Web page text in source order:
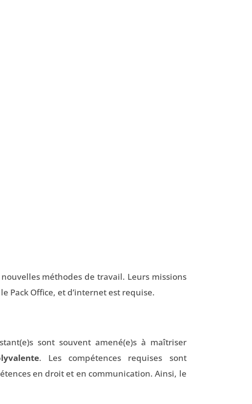
méthodes de travail. Leurs missions
Pack Office, et d’internet est requise.
sont souvent amené(e)s à maîtriser
. Les compétences requises sont
en droit et en communication. Ainsi, le